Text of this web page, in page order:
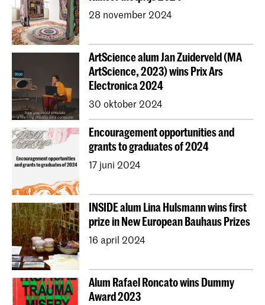
28 november 2024
ArtScience alum Jan Zuiderveld (MA
ArtScience, 2023) wins Prix Ars
Electronica 2024
30 oktober 2024
Encouragement opportunities and
grants to graduates of 2024
17 juni 2024
INSIDE alum Lina Hulsmann wins first
prize in New European Bauhaus Prizes
16 april 2024
Alum Rafael Roncato wins Dummy
Award 2023